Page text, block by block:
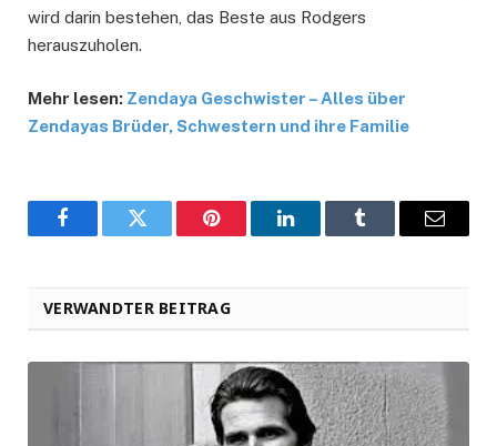
wird darin bestehen, das Beste aus Rodgers
herauszuholen.
Mehr lesen: Zendaya Geschwister – Alles über
Zendayas Brüder, Schwestern und ihre Familie
FacebookTwitter Pinterest LinkedInTumblr Email
VERWANDTER BEITRAG